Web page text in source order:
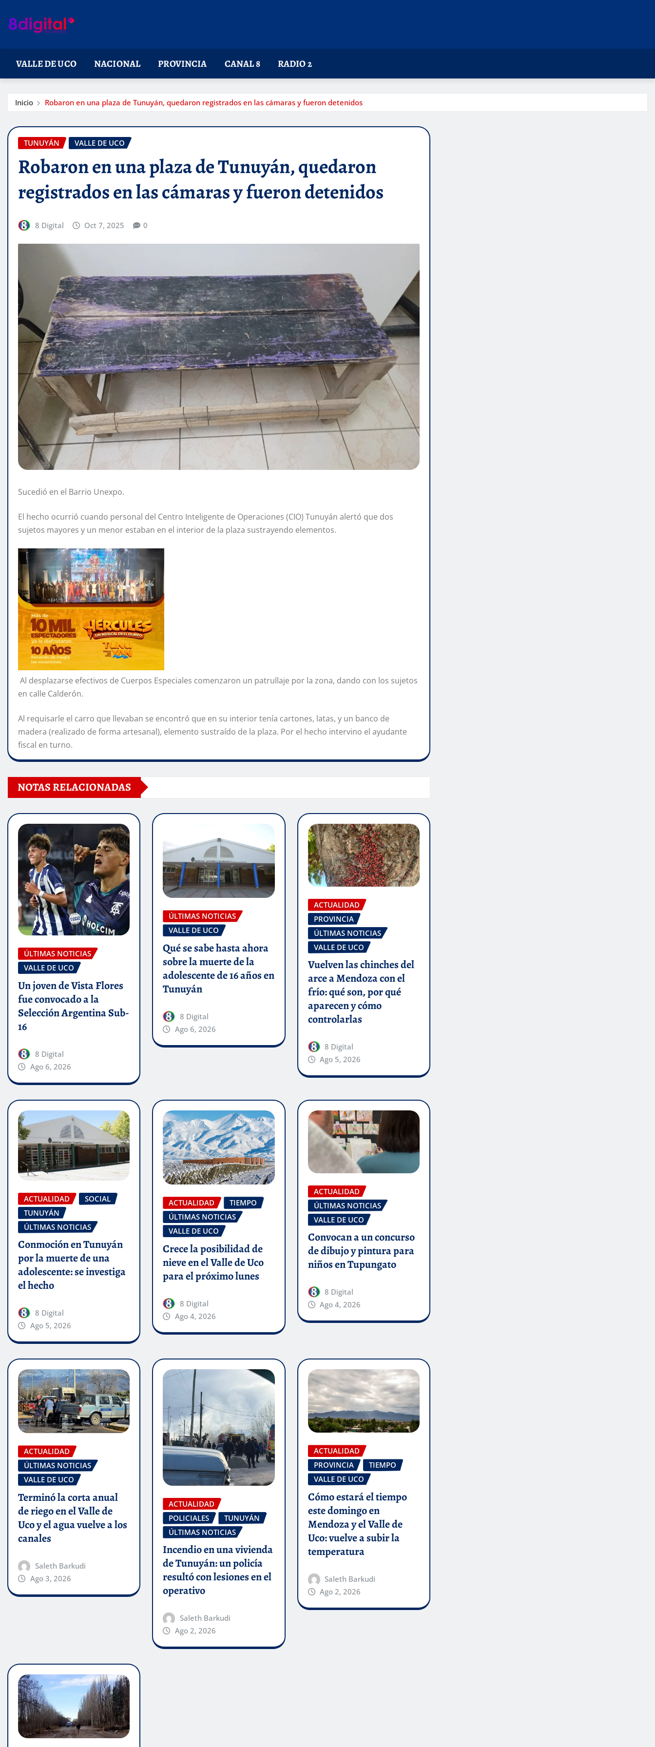
contenido
VALLE DE UCO NACIONAL PROVINCIA CANAL 8 RADIO 2
Inicio Robaron en una plaza de Tunuyán, quedaron registrados en las cámaras y fueron detenidos
TUNUYÁN VALLE DE UCO
Robaron en una plaza de Tunuyán, quedaron
registrados en las cámaras y fueron detenidos
8 Digital Oct 7, 2025 0
Sucedió en el Barrio Unexpo.
El hecho ocurrió cuando personal del Centro Inteligente de Operaciones (CIO) Tunuyán alertó que dos
sujetos mayores y un menor estaban en el interior de la plaza sustrayendo elementos.
Al desplazarse efectivos de Cuerpos Especiales comenzaron un patrullaje por la zona, dando con los sujetos
en calle Calderón.
Al requisarle el carro que llevaban se encontró que en su interior tenía cartones, latas, y un banco de
madera (realizado de forma artesanal), elemento sustraído de la plaza. Por el hecho intervino el ayudante
fiscal en turno.
NOTAS RELACIONADAS
ÚLTIMAS NOTICIAS
VALLE DE UCO
Un joven de Vista Flores
fue convocado a la
Selección Argentina Sub-
16
8 Digital
Ago 6, 2026
ÚLTIMAS NOTICIAS
VALLE DE UCO
Qué se sabe hasta ahora
sobre la muerte de la
adolescente de 16 años en
Tunuyán
8 Digital
Ago 6, 2026
ACTUALIDAD
PROVINCIA
ÚLTIMAS NOTICIAS
VALLE DE UCO
Vuelven las chinches del
arce a Mendoza con el
frío: qué son, por qué
aparecen y cómo
controlarlas
8 Digital
Ago 5, 2026
ACTUALIDAD
SOCIAL
TUNUYÁN
ÚLTIMAS NOTICIAS
Conmoción en Tunuyán
por la muerte de una
adolescente: se investiga
el hecho
8 Digital
Ago 5, 2026
ACTUALIDAD
TIEMPO
ÚLTIMAS NOTICIAS
VALLE DE UCO
Crece la posibilidad de
nieve en el Valle de Uco
para el próximo lunes
8 Digital
Ago 4, 2026
ACTUALIDAD
ÚLTIMAS NOTICIAS
VALLE DE UCO
Convocan a un concurso
de dibujo y pintura para
niños en Tupungato
8 Digital
Ago 4, 2026
ACTUALIDAD
ÚLTIMAS NOTICIAS
VALLE DE UCO
Terminó la corta anual
de riego en el Valle de
Uco y el agua vuelve a los
canales
Saleth Barkudi
Ago 3, 2026
ACTUALIDAD
POLICIALES
TUNUYÁN
ÚLTIMAS NOTICIAS
Incendio en una vivienda
de Tunuyán: un policía
resultó con lesiones en el
operativo
Saleth Barkudi
Ago 2, 2026
ACTUALIDAD
PROVINCIA
TIEMPO
VALLE DE UCO
Cómo estará el tiempo
este domingo en
Mendoza y el Valle de
Uco: vuelve a subir la
temperatura
Saleth Barkudi
Ago 2, 2026